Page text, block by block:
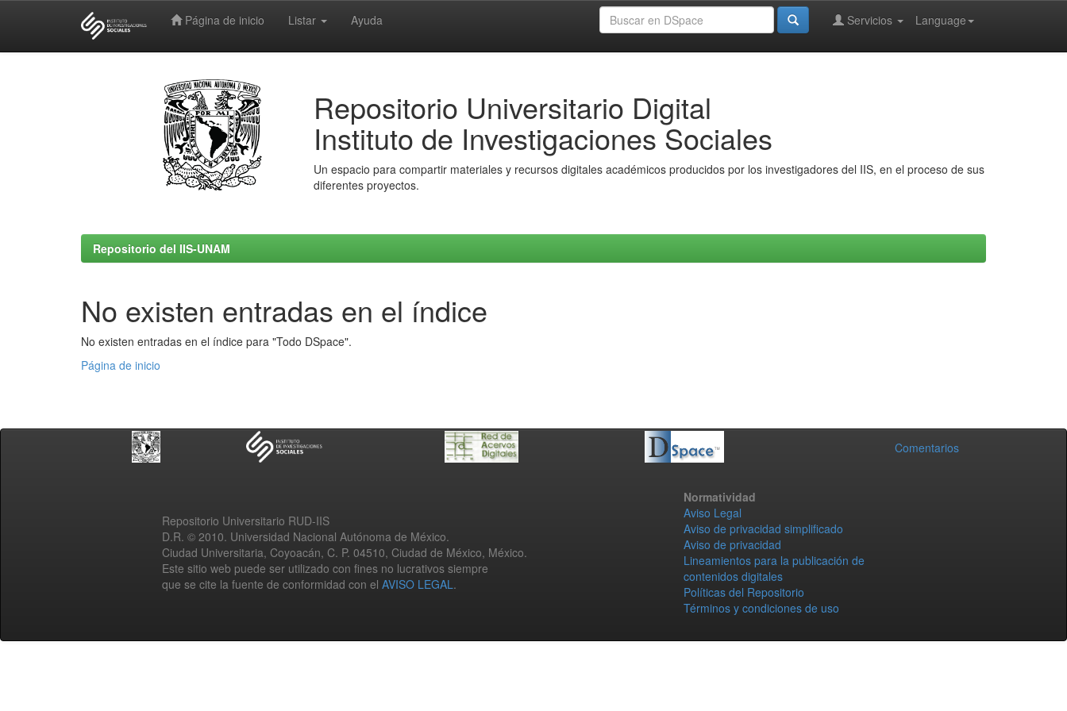
Página de inicio Listar Ayuda Language
Servicios
Repositorio Universitario Digital
Instituto de Investigaciones Sociales
Un espacio para compartir materiales y recursos digitales académicos producidos por los investigadores del IIS, en el proceso de sus
diferentes proyectos.
Repositorio del IIS-UNAM
No existen entradas en el índice
No existen entradas en el índice para "Todo DSpace".
Página de inicio
Comentarios
Repositorio Universitario RUD-IIS
D.R. © 2010. Universidad Nacional Autónoma de México.
Ciudad Universitaria, Coyoacán, C. P. 04510, Ciudad de México, México.
Este sitio web puede ser utilizado con fines no lucrativos siempre
que se cite la fuente de conformidad con el AVISO LEGAL.
Normatividad
Aviso Legal
Aviso de privacidad simplificado
Aviso de privacidad
Lineamientos para la publicación de
contenidos digitales
Políticas del Repositorio
Términos y condiciones de uso